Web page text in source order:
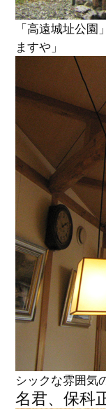
「高遠城址公
ますや」
シックな雰囲気
名君、保科